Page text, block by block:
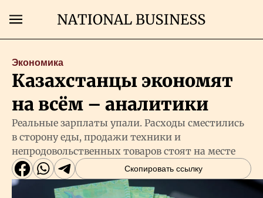
Главная
Экономика
Бизнес
Рынки
Экономика
Казахстанцы экономят
на всём – аналитики
Реальные зарплаты упали. Расходы сместились
в сторону еды, продажи техники и
непродовольственных товаров стоят на месте
Скопировать ссылку